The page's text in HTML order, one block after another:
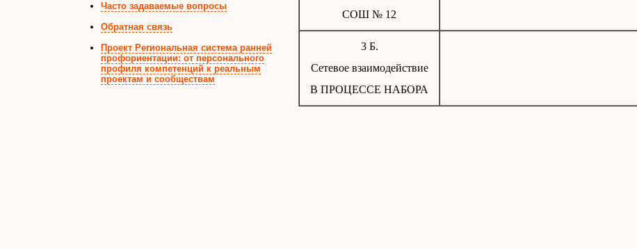
Часто задаваемые вопросы
Обратная связь
Проект Региональная система ранней
профориентации: от персонального
профиля компетенций к реальным
проектам и сообществам
СОШ № 12
3 Б.
Сетевое взаимодействие
В ПРОЦЕССЕ НАБОРА